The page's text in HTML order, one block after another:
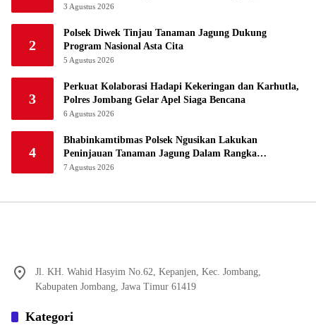
3 Agustus 2026
2
Polsek Diwek Tinjau Tanaman Jagung Dukung
Program Nasional Asta Cita
5 Agustus 2026
3
Perkuat Kolaborasi Hadapi Kekeringan dan Karhutla,
Polres Jombang Gelar Apel Siaga Bencana
6 Agustus 2026
4
Bhabinkamtibmas Polsek Ngusikan Lakukan
Peninjauan Tanaman Jagung Dalam Rangka
Mendukung Ketahanan Pangan
7 Agustus 2026
Jl. KH. Wahid Hasyim No.62, Kepanjen, Kec. Jombang,
Kabupaten Jombang, Jawa Timur 61419
Kategori